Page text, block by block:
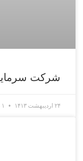
شرکت
۲۴ اردیبهشت ۱۴۱۳